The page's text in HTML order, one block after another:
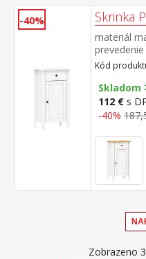
-40% Skrinka
materiál
polica, 1
montáž
Kód
Skladom
112 € s
-40%
Zobrazeno